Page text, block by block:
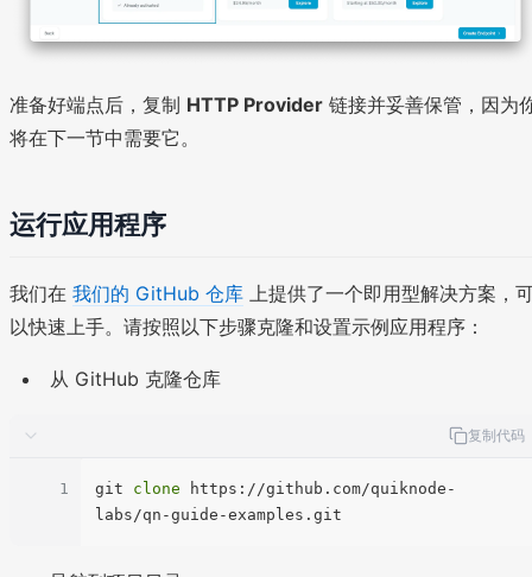
准备好端点后，复制 HTTP Provider 链接并妥善保管，因为
将在下一节中需要它。
运行应用程序
我们在 我们的 GitHub 仓库 上提供了一个即用型解决方案，
以快速上手。请按照以下步骤克隆和设置示例应用程序：
从 GitHub 克隆仓库
复制代码
1 git clone https://github.com/quiknode-